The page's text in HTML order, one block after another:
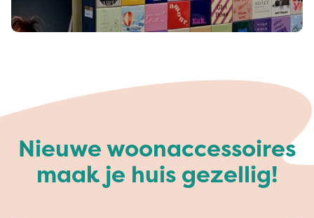
Nieuwe woonaccessoires
maak je huis gezellig!